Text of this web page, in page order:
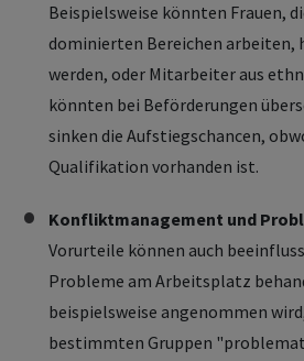
Beispielsweise könnten Frauen,
dominierten Bereichen
werden, oder Mitarbeiter aus
könnten bei Beförderungen
sinken die Aufstiegschancen,
Qualifikation vorhanden ist.
Konfliktmanagement und
Vorurteile können auch
Probleme am Arbeitsplatz
beispielsweise angenommen
bestimmten Gruppen